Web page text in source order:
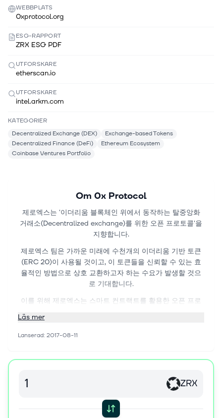
WEBBPLATS
0xprotocol.org
ESG-RAPPORT
ZRX ESG PDF
UTFORSKARE
etherscan.io
UTFORSKARE
intel.arkm.com
KATEGORIER
Decentralized Exchange (DEX)
Exchange-based Tokens
Decentralized Finance (DeFi)
Ethereum Ecosystem
Coinbase Ventures Portfolio
Om 0x Protocol
제로엑스는 '이더리움 블록체인 위에서 동작하는 탈중앙화
거래소(Decentralized exchange)를 위한 오픈 프로토콜'을
지향합니다.
제로엑스 팀은 가까운 미래에 수천개의 이더리움 기반 토큰
(ERC 20)이 사용될 것이고, 이 토큰들을 신뢰할 수 있는 효
율적인 방법으로 상호 교환하고자 하는 수요가 발생할 것으
로 기대합니다.
이를 위해 제로엑스는 스마트 컨트랙트를 활용한 오픈 프로
토콜을 통해 탈중앙화 거래소를 누구나 운영할 수 있도록 하
주문이 체결될 때에만 거래를 블록체인에 기록함으로써 기존
다.
Läs mer
Lanserad: 2017-08-11
ZRX